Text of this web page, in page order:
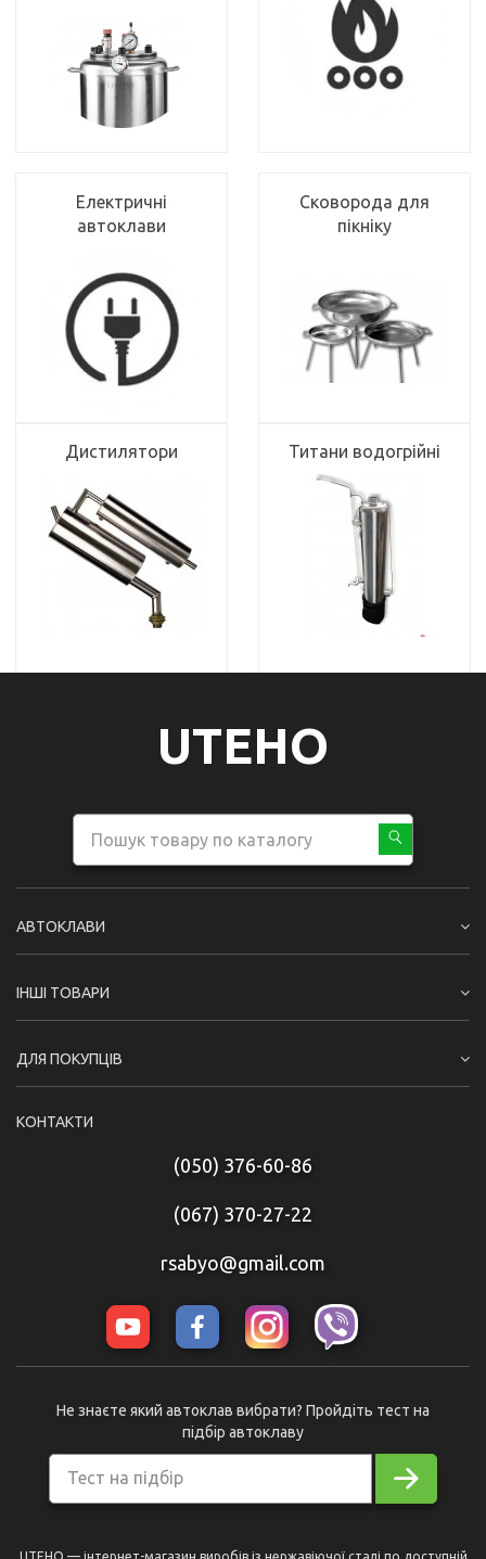
Електричні
автоклави
Сковорода для
пікніку
Дистилятори Титани водогрійні
UTEHO
АВТОКЛАВИ
ІНШІ ТОВАРИ
ДЛЯ ПОКУПЦІВ
КОНТАКТИ
(050) 376-60-86
(067) 370-27-22
rsabyo@gmail.com
Тест на підбір
Не знаєте який автоклав вибрати? Пройдіть тест на
підбір автоклаву
UTEHO — інтернет-магазин виробів із нержавіючої сталі по доступній